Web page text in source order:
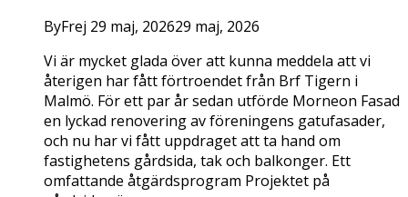
ByFrej 29 maj, 202629 maj, 2026
Vi är mycket glada över att kunna meddela att vi
återigen har fått förtroendet från Brf Tigern i
Malmö. För ett par år sedan utförde Morneon Fasad
en lyckad renovering av föreningens gatufasader,
och nu har vi fått uppdraget att ta hand om
fastighetens gårdsida, tak och balkonger. Ett
omfattande åtgärdsprogram Projektet på